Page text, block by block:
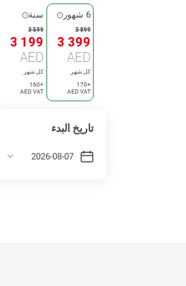
6 شهور
3 899
3 399
AED
كل شهر
+170
AED VAT
سنة
3 599
3 199
AED
كل شهر
+160
AED VAT
تاريخ البدء